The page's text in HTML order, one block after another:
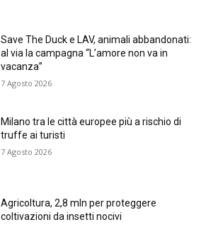
Save The Duck e LAV, animali abbandonati:
al via la campagna “L’amore non va in
vacanza”
7 Agosto 2026
Milano tra le città europee più a rischio di
truffe ai turisti
7 Agosto 2026
Agricoltura, 2,8 mln per proteggere
coltivazioni da insetti nocivi